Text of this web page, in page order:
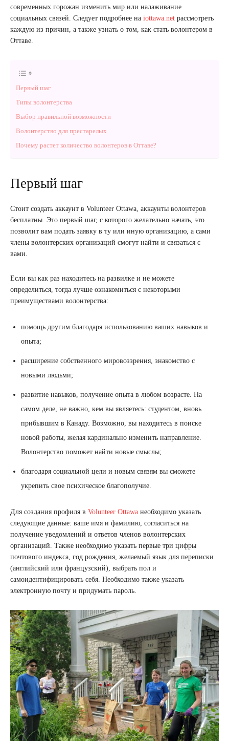
современных горожан изменить мир или налаживание
социальных связей. Следует подробнее на iottawa.net рассмотреть
каждую из причин, а также узнать о том, как стать волонтером в
Оттаве.
Первый шаг
Типы волонтерства
Выбор правильной возможности
Волонтерство для престарелых
Почему растет количество волонтеров в Оттаве?
Первый шаг
Стоит создать аккаунт в Volunteer Ottawa, аккаунты волонтеров
бесплатны. Это первый шаг, с которого желательно начать, это
позволит вам подать заявку в ту или иную организацию, а сами
члены волонтерских организаций смогут найти и связаться с
вами.
Если вы как раз находитесь на развилке и не можете
определиться, тогда лучше ознакомиться с некоторыми
преимуществами волонтерства:
помощь другим благодаря использованию ваших навыков и
опыта;
расширение собственного мировоззрения, знакомство с
новыми людьми;
развитие навыков, получение опыта в любом возрасте. На
самом деле, не важно, кем вы являетесь: студентом, вновь
прибывшим в Канаду. Возможно, вы находитесь в поиске
новой работы, желая кардинально изменить направление.
Волонтерство поможет найти новые смыслы;
благодаря социальной цели и новым связям вы сможете
укрепить свое психическое благополучие.
Для создания профиля в Volunteer Ottawa необходимо указать
следующие данные: ваше имя и фамилию, согласиться на
получение уведомлений и ответов членов волонтерских
организаций. Также необходимо указать первые три цифры
почтового индекса, год рождения, желаемый язык для переписки
(английский или французский), выбрать пол и
самоидентифицировать себя. Необходимо также указать
электронную почту и придумать пароль.